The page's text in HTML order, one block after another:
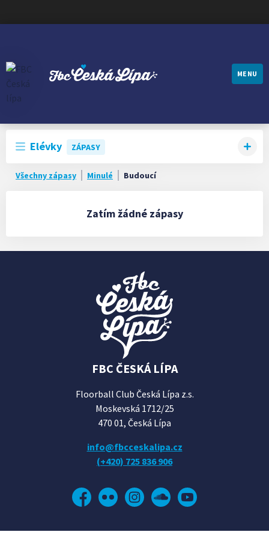
FBC ČESKÁ LÍPA
MENU
Elévky ZÁPASY
Všechny zápasy Minulé Budoucí
Zatím žádné zápasy
FBC ČESKÁ LÍPA
Floorball Club Česká Lípa z.s.
Moskevská 1712/25
470 01, Česká Lípa
info@fbcceskalipa.cz
(+420) 725 836 906
Facebook
Flickr InstagramSoundcloud
YouTube